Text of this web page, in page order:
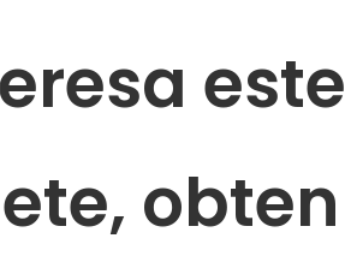
este
obten